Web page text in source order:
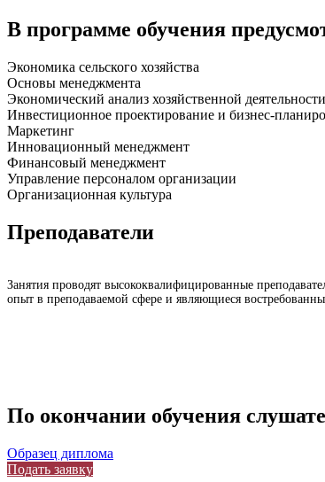
В программе обучения
Экономика сельского хозяйства
Основы менеджмента
Экономический анализ хозяйственной
Инвестиционное проектирование и бизнес-
Маркетинг
Инновационный менеджмент
Финансовый менеджмент
Управление персоналом организации
Организационная культура
Преподаватели
Занятия проводят высококвалифицированные
опыт в преподаваемой сфере и являющиеся
По окончании обучения
Образец диплома
Подать заявку